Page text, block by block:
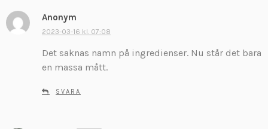
Anonym
k
i
v
r
2023-03-16 kl. 07:08
Det saknas namn på ingredienser. Nu står det bara
en massa mått.
SVARA